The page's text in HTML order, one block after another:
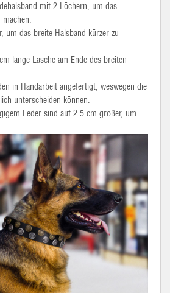
mit 2 Löchern, um das
machen.
um das breite Halsband kürzer zu
lange Lasche am Ende des breiten
in Handarbeit angefertigt, weswegen die
unterscheiden können.
Leder sind auf 2.5 cm größer, um